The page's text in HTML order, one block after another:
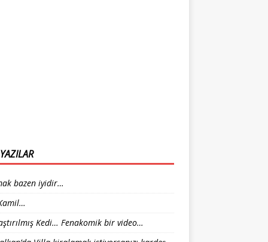
bazen iyidir…
Kedi… Fenakomik bir video…